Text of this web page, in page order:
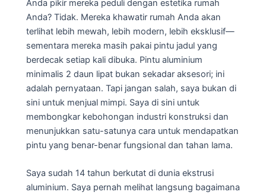
Anda pikir mereka peduli dengan estetika rumah
Anda? Tidak. Mereka khawatir rumah Anda akan
terlihat lebih mewah, lebih modern, lebih eksklusif—
sementara mereka masih pakai pintu jadul yang
berdecak setiap kali dibuka. Pintu aluminium
minimalis 2 daun lipat bukan sekadar aksesori; ini
adalah pernyataan. Tapi jangan salah, saya bukan di
sini untuk menjual mimpi. Saya di sini untuk
membongkar kebohongan industri konstruksi dan
menunjukkan satu-satunya cara untuk mendapatkan
pintu yang benar-benar fungsional dan tahan lama.
Saya sudah 14 tahun berkutat di dunia ekstrusi
aluminium. Saya pernah melihat langsung bagaimana